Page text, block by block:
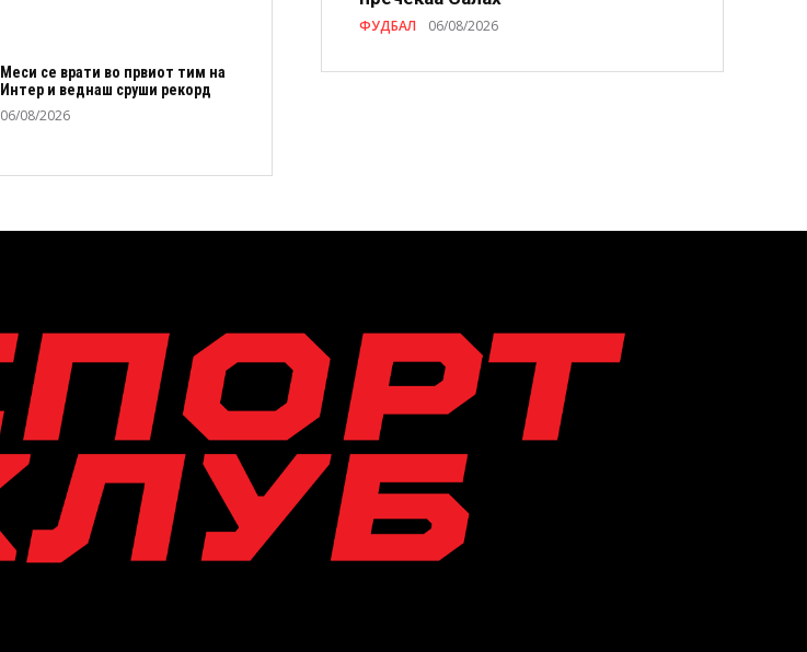
Меси се врати во првиот тим на
Интер и веднаш сруши рекорд
06/08/2026
ФУДБАЛ 06/08/2026